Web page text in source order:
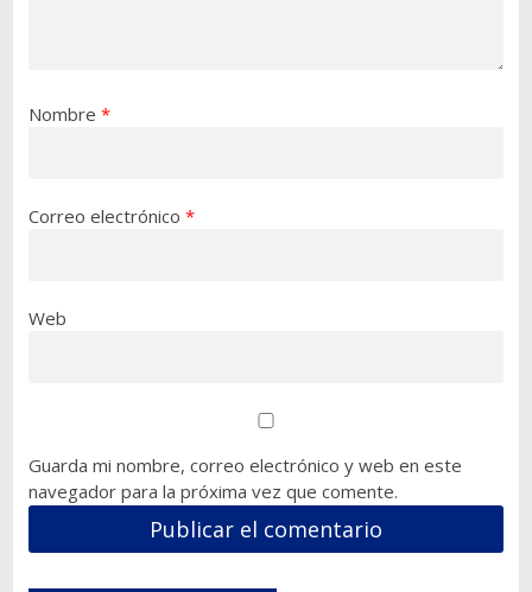
Nombre *
Correo electrónico *
Web
Guarda mi nombre, correo electrónico y web en este
navegador para la próxima vez que comente.